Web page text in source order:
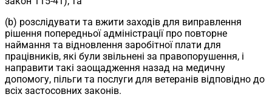
(b) розслідувати та вжити заходів для виправлення
рішення попередньої адміністрації про повторне
наймання та відновлення заробітної плати для
працівників, які були звільнені за правопорушення, і
направити такі заощадження назад на медичну
допомогу, пільги та послуги для ветеранів відповідно до
всіх застосовних законів.